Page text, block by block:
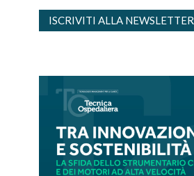
ISCRIVITI ALLA NEWSLETTER